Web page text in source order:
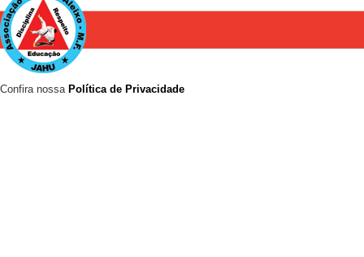
Confira nossa Política de Privacidade